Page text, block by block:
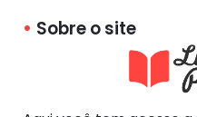
Sobre o site